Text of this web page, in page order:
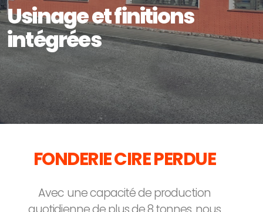
Usinage et finitions
intégrées
FONDERIE CIRE PERDUE
Avec une capacité de production